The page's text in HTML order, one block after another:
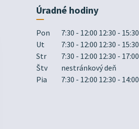
Úradné hodiny
Pon
7:30 - 12:00 12:30 - 15:30
Ut
7:30 - 12:00 12:30 - 15:30
Str
7:30 - 12:00 12:30 - 17:00
Štv
nestránkový deň
Pia
7:30 - 12:00 12:30 - 14:00